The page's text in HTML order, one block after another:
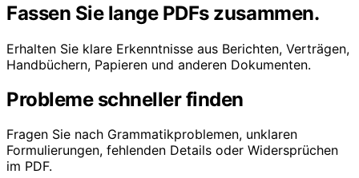
Fassen Sie lange PDFs zusammen.
Erhalten Sie klare Erkenntnisse aus Berichten, Verträgen,
Handbüchern, Papieren und anderen Dokumenten.
Probleme schneller finden
Fragen Sie nach Grammatikproblemen, unklaren
Formulierungen, fehlenden Details oder Widersprüchen
im PDF.